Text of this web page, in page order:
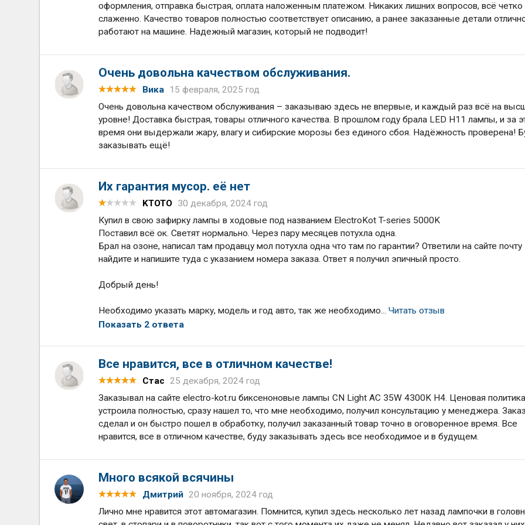
оформления, отправка быстрая, оплата наложенным платежом. Никаких лишних вопросов, всё четко
слаженно. Качество товаров полностью соответствует описанию, а ранее заказанные детали
работают на машине. Надежный магазин, который не подводит!
Очень довольна качеством обслуживания.
Вика
15 февраля, 2025 год
Очень довольна качеством обслуживания – заказываю здесь не впервые, и каждый раз всё на
уровне! Доставка быстрая, товары отличного качества. В прошлом году брала LED H11 лампы, и за
время они выдержали жару, влагу и сибирские морозы без единого сбоя. Надёжность проверена!
заказывать ещё!
Их гарантия мусор. её нет
KTOTO 30 декабря, 2024 год
Купил в свою зафирку лампы в ходовые под названием ElectroKot T-series 5000K
Поставил всё ок. Светят нормально. Через пару месяцев потухла одна.
Брал на озоне, написал там продавцу мол потухла одна что там по гарантии? Ответили на сайте почту
найдите и напишите туда с указанием номера заказа. Ответ я получил эпичный просто.
Добрый день!
Необходимо указать марку, модель и год авто, так же необходимо...Читать отзыв
Показать 2 ответа
Все нравится, все в отличном качестве!
Стас 25 декабря, 2024 год
Заказывал на сайте electro-kot.ru биксеноновые лампы CN Light AC 35W 4300K H4. Ценовая политика
устроила полностью, сразу нашел то, что мне необходимо, получил консультацию у менеджера. Заказ
сделал и он быстро пошел в обработку, получил заказанный товар точно в оговоренное время. Все
нравится, все в отличном качестве, буду заказывать здесь все необходимое и в будущем.
Много всякой всячины
Дмитрий 20 ноября, 2024 год
Лично мне нравится этот автомагазин. Помнится, купил здесь несколько лет назад лампочки в